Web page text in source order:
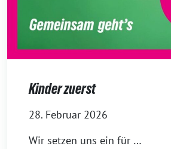
Kinder zuerst
28. Februar 2026
Wir setzen uns ein für …